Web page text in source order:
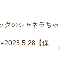
グのシャネラちゃ
【保